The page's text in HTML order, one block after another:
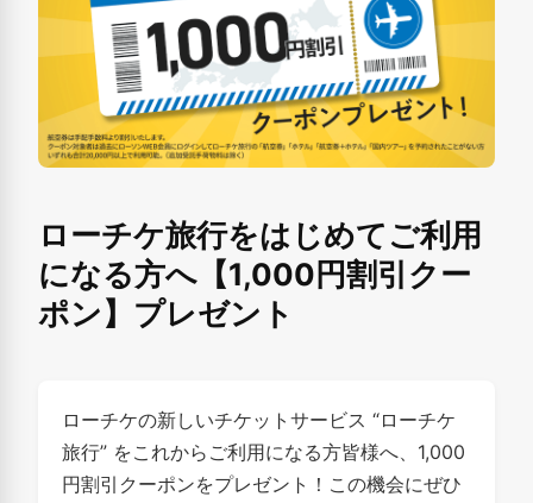
ローチケ旅行をはじめてご利用
になる方へ【1,000円割引クー
ポン】プレゼント
ローチケの新しいチケットサービス “ローチケ
旅行” をこれからご利用になる方皆様へ、1,000
円割引クーポンをプレゼント！この機会にぜひ